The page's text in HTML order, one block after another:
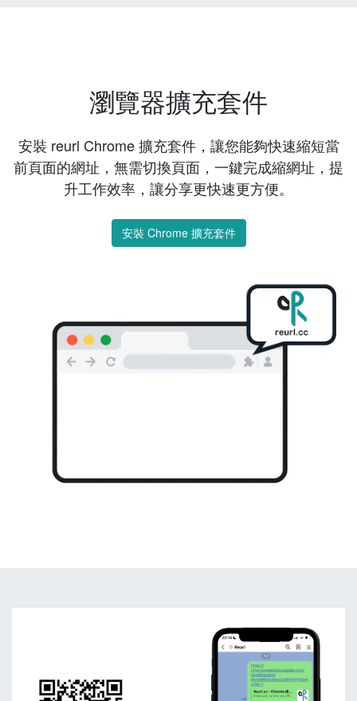
瀏覽器擴充套件
安裝 reurl Chrome 擴充套件，讓您能夠快速縮短當
前頁面的網址，無需切換頁面，一鍵完成縮網址，提
升工作效率，讓分享更快速更方便。
安裝 Chrome 擴充套件